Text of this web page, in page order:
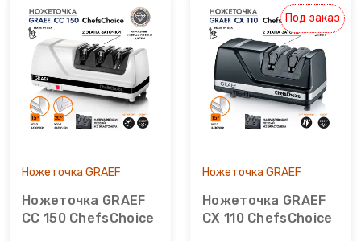
Ножеточка GRAEF
Ножеточка GRAEF
CС 150 ChefsChoice
Под заказ
Ножеточка GRAEF
Ножеточка GRAEF
CX 110 ChefsChoice
Маслопресс
Микроволновые печи
Миксеры
Мороженицы
Мультиварки
Мультиварки